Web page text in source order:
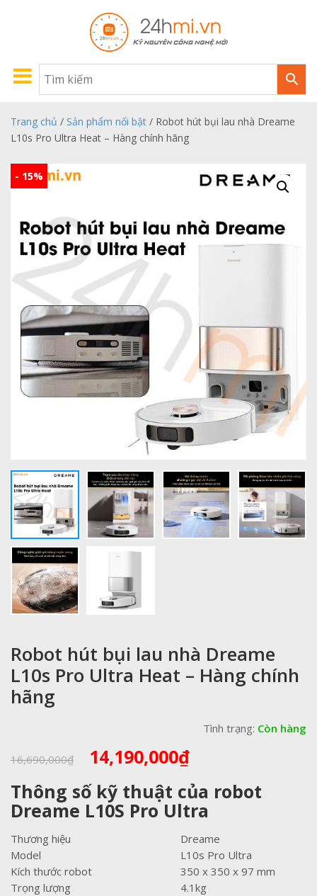
Trang chủ / Sản phẩm nổi bật / Robot hút bụi lau nhà Dreame
L10s Pro Ultra Heat – Hàng chính hãng
- 15%
Robot hút bụi lau nhà Dreame
L10s Pro Ultra Heat – Hàng chính
hãng
Tình trạng: Còn hàng
16,690,000₫ Giá
gốc
là:
16,690,000₫.
14,190,000₫Giá
tại
là:
14,190,000₫.
Thông số kỹ thuật của robot
Dreame L10S Pro Ultra
Thương hiệu
Dreame
Model
L10s Pro Ultra
Kích thước robot
350 x 350 x 97 mm
Trọng lượng
4.1kg